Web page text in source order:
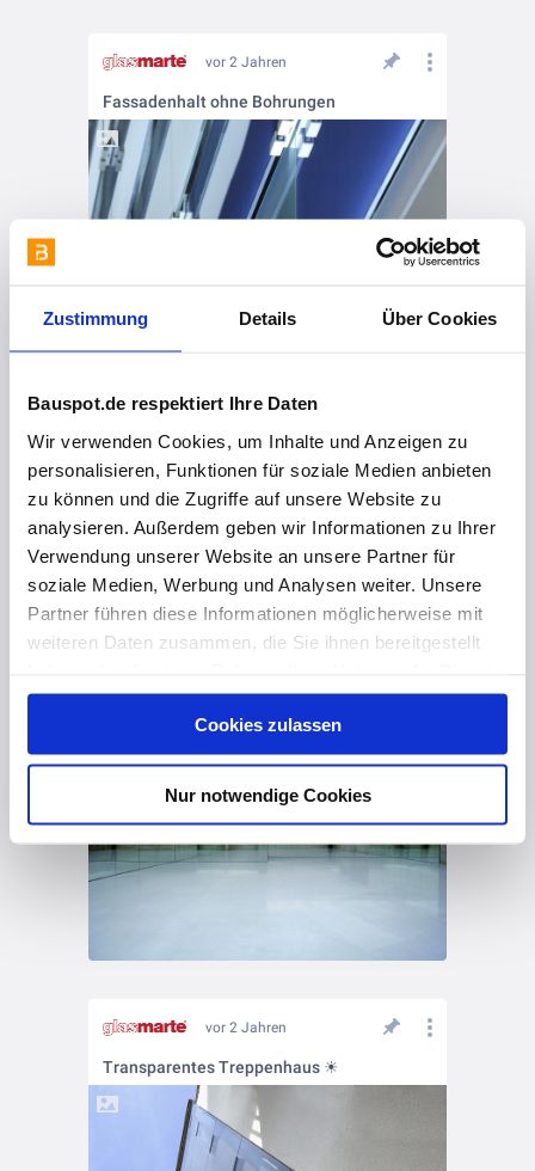
Zustimmung Details Über Cookies
Bauspot.de respektiert Ihre Daten
Wir verwenden Cookies, um Inhalte und Anzeigen zu
personalisieren, Funktionen für soziale Medien anbieten
zu können und die Zugriffe auf unsere Website zu
analysieren. Außerdem geben wir Informationen zu Ihrer
Verwendung unserer Website an unsere Partner für
soziale Medien, Werbung und Analysen weiter. Unsere
Partner führen diese Informationen möglicherweise mit
weiteren Daten zusammen, die Sie ihnen bereitgestellt
gesammelt haben. Hier finden Sie Informationen zum
und unserImpressum.
Cookies zulassen
Nur notwendige Cookies
vor 2 Jahren
Fassadenhalt ohne Bohrungen
vor 2 Jahren
Transparentes Treppenhaus ☀